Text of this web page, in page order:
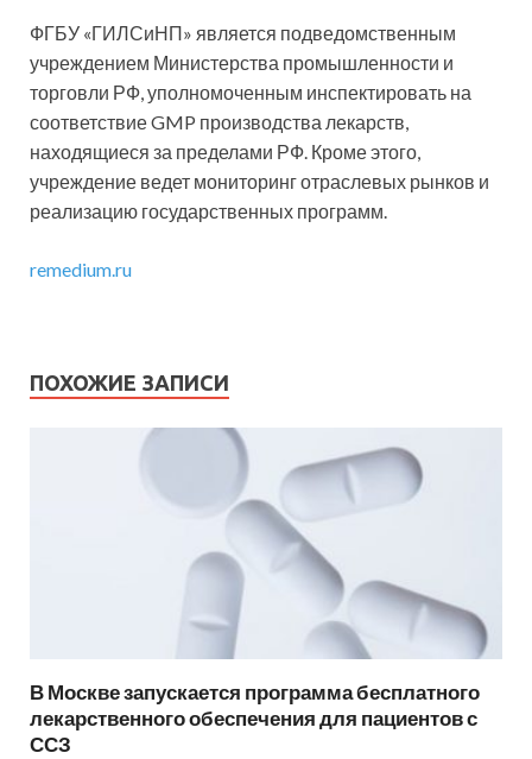
ФГБУ «ГИЛСиНП» является подведомственным
учреждением Министерства промышленности и
торговли РФ, уполномоченным инспектировать на
соответствие GMP производства лекарств,
находящиеся за пределами РФ. Кроме этого,
учреждение ведет мониторинг отраслевых рынков и
реализацию государственных программ.
remedium.ru
ПОХОЖИЕ ЗАПИСИ
В Москве запускается программа бесплатного
лекарственного обеспечения для пациентов с
ССЗ